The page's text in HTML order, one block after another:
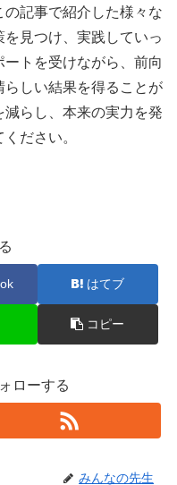
記事で紹介した様々な
見つけ、実践していっ
トを受けながら、前向
らしい結果を得ることが
らし、本来の実力を発
ださい。
はてブ
コピー
ローする
みんなの先生